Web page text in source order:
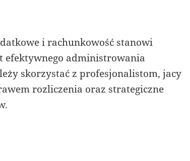
i rachunkowość stanowi
efektywnego administrowania
skorzystać z profesjonalistom, jacy
rozliczenia oraz strategiczne